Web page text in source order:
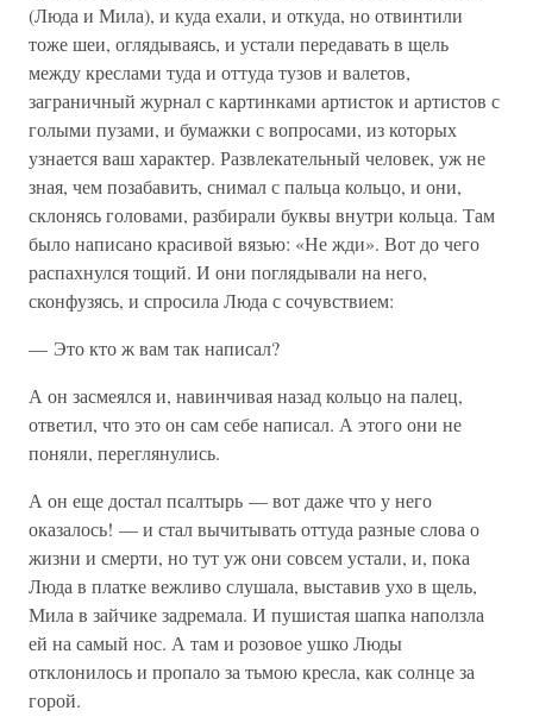
(Люда и Мила), и куда ехали, и откуда, но отвинтили
тоже шеи, оглядываясь, и устали передавать в щель
между креслами туда и оттуда тузов и валетов,
заграничный журнал с картинками артисток и артистов с
голыми пузами, и бумажки с вопросами, из которых
узнается ваш характер. Развлекательный человек, уж не
зная, чем позабавить, снимал с пальца кольцо, и они,
склонясь головами, разбирали буквы внутри кольца. Там
было написано красивой вязью: «Не жди». Вот до чего
распахнулся тощий. И они поглядывали на него,
сконфузясь, и спросила Люда с сочувствием:
— Это кто ж вам так написал?
А он засмеялся и, навинчивая назад кольцо на палец,
ответил, что это он сам себе написал. А этого они не
поняли, переглянулись.
А он еще достал псалтырь — вот даже что у него
оказалось! — и стал вычитывать оттуда разные слова о
жизни и смерти, но тут уж они совсем устали, и, пока
Люда в платке вежливо слушала, выставив ухо в щель,
Мила в зайчике задремала. И пушистая шапка наползла
ей на самый нос. А там и розовое ушко Люды
отклонилось и пропало за тьмою кресла, как солнце за
горой.